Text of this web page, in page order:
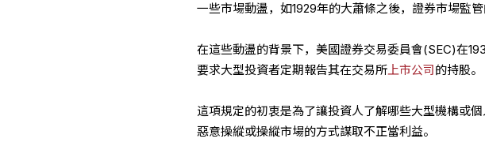
一些市場動盪，如1929年的大蕭條之後，證券市場監管
在這些動盪的背景下，美國證券交易委員會(SEC)在
要求大型投資者定期報告其在交易所 上市公司 的持股。
這項規定的初衷是為了讓投資人了解哪些大型機構或
惡意操縱或操縱市場的方式謀取不正當利益。